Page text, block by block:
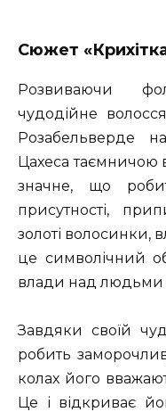
Сюжет
Розвиваючи
чудодійне
Розабельверде
Цахеса таємничою
значне, що
присутності,
золоті волосинки,
це символічний
влади над людьми
Завдяки своїй
робить
колах його
Це і відкриває